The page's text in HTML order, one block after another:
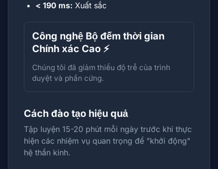
< 190 ms: Xuất sắc
Công nghệ Bộ đếm thời gian
Chính xác Cao ⚡
Chúng tôi đã giảm thiểu độ trễ của trình
duyệt và phần cứng.
Cách đào tạo hiệu quả
Tập luyện 15-20 phút mỗi ngày trước khi thực
hiện các nhiệm vụ quan trọng để "khởi động"
hệ thần kinh.